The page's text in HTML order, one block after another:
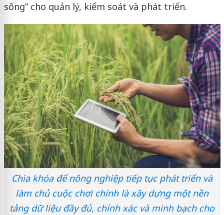
sống” cho quản lý, kiểm soát và phát triển.
Chìa khóa để nông nghiệp tiếp tục phát triển và
làm chủ cuộc chơi chính là xây dựng một nền
tảng dữ liệu đầy đủ, chính xác và minh bạch cho